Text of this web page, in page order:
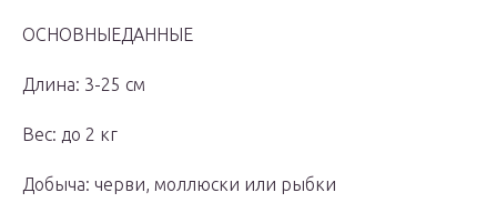
ОСНОВНЫЕДАННЫЕ
Длина: 3-25 см
Вес: до 2 кг
Добыча: черви, моллюски или рыбки